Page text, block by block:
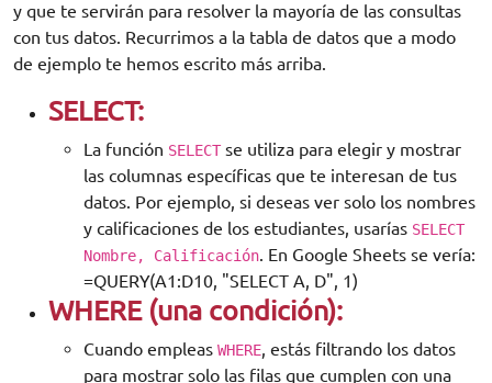
y que te servirán para resolver la mayoría de las consultas
con tus datos. Recurrimos a la tabla de datos que a modo
de ejemplo te hemos escrito más arriba.
SELECT:
La función SELECT se utiliza para elegir y mostrar
las columnas específicas que te interesan de tus
datos. Por ejemplo, si deseas ver solo los nombres
y calificaciones de los estudiantes, usarías SELECT
Nombre, Calificación. En Google Sheets se vería:
=QUERY(A1:D10, "SELECT A, D", 1)
WHERE (una condición):
Cuando empleas WHERE, estás filtrando los datos
para mostrar solo las filas que cumplen con una